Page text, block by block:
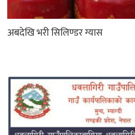
अबदेखि भरी सिलिण्डर ग्यास